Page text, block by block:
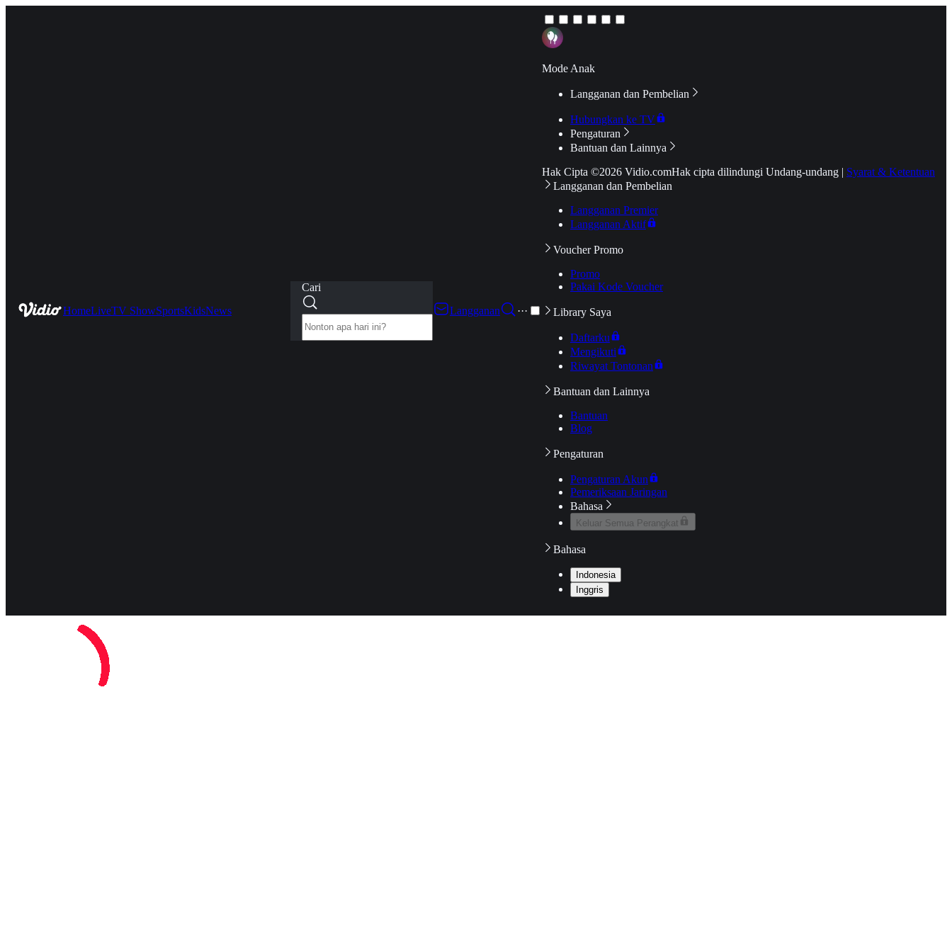
HomeLiveTV ShowSportsKidsNews
Cari
Langganan
···
Mode Anak
Langganan dan Pembelian
Hubungkan ke TV
Pengaturan
Bantuan dan Lainnya
Hak Cipta ©2026 Vidio.comHak cipta dilindungi Undang-undang | Syarat & Ketentuan
Langganan dan Pembelian
Langganan Premier
Langganan Aktif
Voucher Promo
Promo
Pakai Kode Voucher
Library Saya
Daftarku
Mengikuti
Riwayat Tontonan
Bantuan dan Lainnya
Bantuan
Blog
Pengaturan
Pengaturan Akun
Pemeriksaan Jaringan
Bahasa
Keluar Semua Perangkat
Bahasa
Indonesia
Inggris